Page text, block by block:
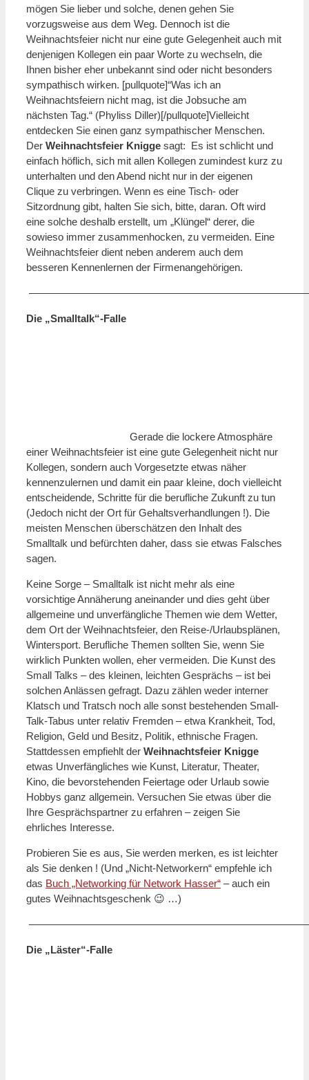
mögen Sie lieber und solche, denen gehen Sie
vorzugsweise aus dem Weg. Dennoch ist die
Weihnachtsfeier nicht nur eine gute Gelegenheit auch mit
denjenigen Kollegen ein paar Worte zu wechseln, die
Ihnen bisher eher unbekannt sind oder nicht besonders
sympathisch wirken. [pullquote]“Was ich an
Weihnachtsfeiern nicht mag, ist die Jobsuche am
nächsten Tag.“ (Phyliss Diller)[/pullquote]Vielleicht
entdecken Sie einen ganz sympathischer Menschen.
Der Weihnachtsfeier Knigge sagt: Es ist schlicht und
einfach höflich, sich mit allen Kollegen zumindest kurz zu
unterhalten und den Abend nicht nur in der eigenen
Clique zu verbringen. Wenn es eine Tisch- oder
Sitzordnung gibt, halten Sie sich, bitte, daran. Oft wird
eine solche deshalb erstellt, um „Klüngel“ derer, die
sowieso immer zusammenhocken, zu vermeiden. Eine
Weihnachtsfeier dient neben anderem auch dem
besseren Kennenlernen der Firmenangehörigen.
Die „Smalltalk“-Falle
Gerade die lockere Atmosphäre
einer Weihnachtsfeier ist eine gute Gelegenheit nicht nur
Kollegen, sondern auch Vorgesetzte etwas näher
kennenzulernen und damit ein paar kleine, doch vielleicht
entscheidende, Schritte für die berufliche Zukunft zu tun
(Jedoch nicht der Ort für Gehaltsverhandlungen !). Die
meisten Menschen überschätzen den Inhalt des
Smalltalk und befürchten daher, dass sie etwas Falsches
sagen.
Keine Sorge – Smalltalk ist nicht mehr als eine
vorsichtige Annäherung aneinander und dies geht über
allgemeine und unverfängliche Themen wie dem Wetter,
dem Ort der Weihnachtsfeier, den Reise-/Urlaubsplänen,
Wintersport. Berufliche Themen sollten Sie, wenn Sie
wirklich Punkten wollen, eher vermeiden. Die Kunst des
Small Talks – des kleinen, leichten Gesprächs – ist bei
solchen Anlässen gefragt. Dazu zählen weder interner
Klatsch und Tratsch noch alle sonst bestehenden Small-
Talk-Tabus unter relativ Fremden – etwa Krankheit, Tod,
Religion, Geld und Besitz, Politik, ethnische Fragen.
Stattdessen empfiehlt der Weihnachtsfeier Knigge
etwas Unverfängliches wie Kunst, Literatur, Theater,
Kino, die bevorstehenden Feiertage oder Urlaub sowie
Hobbys ganz allgemein. Versuchen Sie etwas über die
Ihre Gesprächspartner zu erfahren – zeigen Sie
ehrliches Interesse.
Probieren Sie es aus, Sie werden merken, es ist leichter
als Sie denken ! (Und „Nicht-Networkern“ empfehle ich
das Buch „Networking für Network Hasser“ – auch ein
gutes Weihnachtsgeschenk 😉 …)
Die „Läster“-Falle